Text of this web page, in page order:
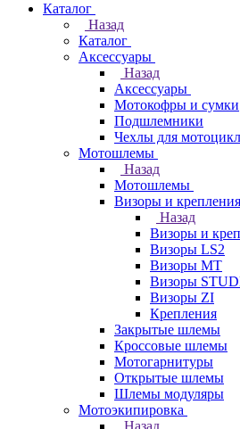
Каталог
Назад
Каталог
Аксессуары
Назад
Аксессуары
Мотокофры и сумки
Подшлемники
Чехлы для
Мотошлемы
Назад
Мотошлемы
Визоры и крепления
Назад
Визоры и
Визоры LS2
Визоры MT
Визоры
Визоры ZI
Крепления
Закрытые шлемы
Кроссовые шлемы
Мотогарнитуры
Открытые шлемы
Шлемы модуляры
Мотоэкипировка
Назад